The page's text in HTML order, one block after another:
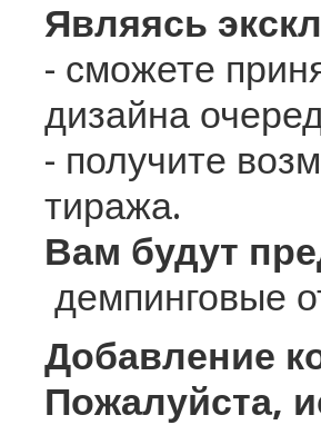
Являясь
- сможете
дизайна
- получите
тиража.
Вам будут
демпинговые
Добавление
Пожалуйста,